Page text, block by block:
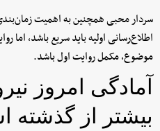
سردار محبی همچنین به اهمیت
اطلاع‌رسانی اولیه باید سریع باشد، اما
موضوع، مکمل روایت اول باشد.
آمادگی امروز
بیشتر از گذشته